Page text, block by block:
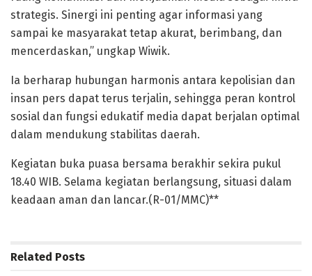
strategis. Sinergi ini penting agar informasi yang
sampai ke masyarakat tetap akurat, berimbang, dan
mencerdaskan,” ungkap Wiwik.
Ia berharap hubungan harmonis antara kepolisian dan
insan pers dapat terus terjalin, sehingga peran kontrol
sosial dan fungsi edukatif media dapat berjalan optimal
dalam mendukung stabilitas daerah.
Kegiatan buka puasa bersama berakhir sekira pukul
18.40 WIB. Selama kegiatan berlangsung, situasi dalam
keadaan aman dan lancar.(R-01/MMC)**
Related Posts